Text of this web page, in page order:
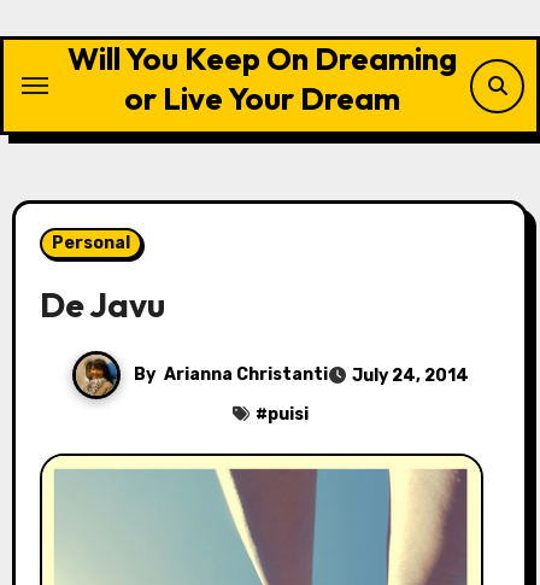
content
Will You Keep On Dreaming
or Live Your Dream
Personal
De Javu
By Arianna Christanti
July 24, 2014
#puisi